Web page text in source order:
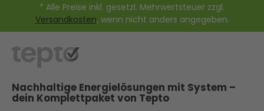
* Alle Preise inkl. gesetzl. Mehrwertsteuer zzgl.
Versandkosten, wenn nicht anders angegeben.
Nachhaltige Energielösungen mit System –
dein Komplettpaket von Tepto